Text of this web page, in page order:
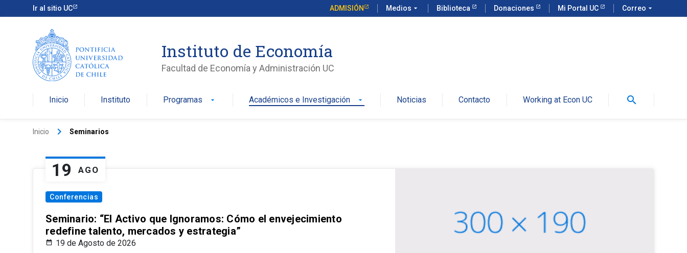
Ir al sitio UC ADMISIÓN Medios arrow_drop_down Biblioteca Donaciones Mi Portal UC Correo arrow_drop_down
Instituto de Economía
Facultad de Economía y Administración UC
Inicio Instituto Programas arrow_drop_down Académicos e Investigación arrow_drop_down Noticias Contacto Working at Econ UC search
Inicio keyboard_arrow_right Seminarios
19 AGO
Conferencias
Seminario: “El Activo que Ignoramos: Cómo el envejecimiento
redefine talento, mercados y estrategia”
19 de Agosto de 2026